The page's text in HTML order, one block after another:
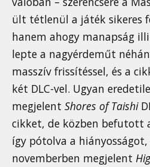
ült tétlenül a játék sikeres
hanem ahogy manapság
lepte a nagyérdeműt
masszív frissítéssel, és a
két DLC-vel. Ugyan
megjelent Shores of Taishi
cikket, de közben befutott
így pótolva a
novemberben megjelent